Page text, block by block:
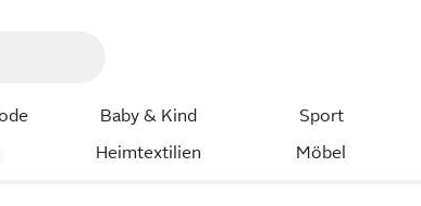
Baby & Kind Sport
Heimtextilien Möbel